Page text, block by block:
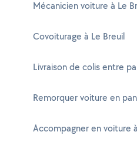
Mécanicien voiture à Le
Covoiturage à Le Breuil
Livraison de colis entre
Remorquer voiture en
Accompagner en voiture